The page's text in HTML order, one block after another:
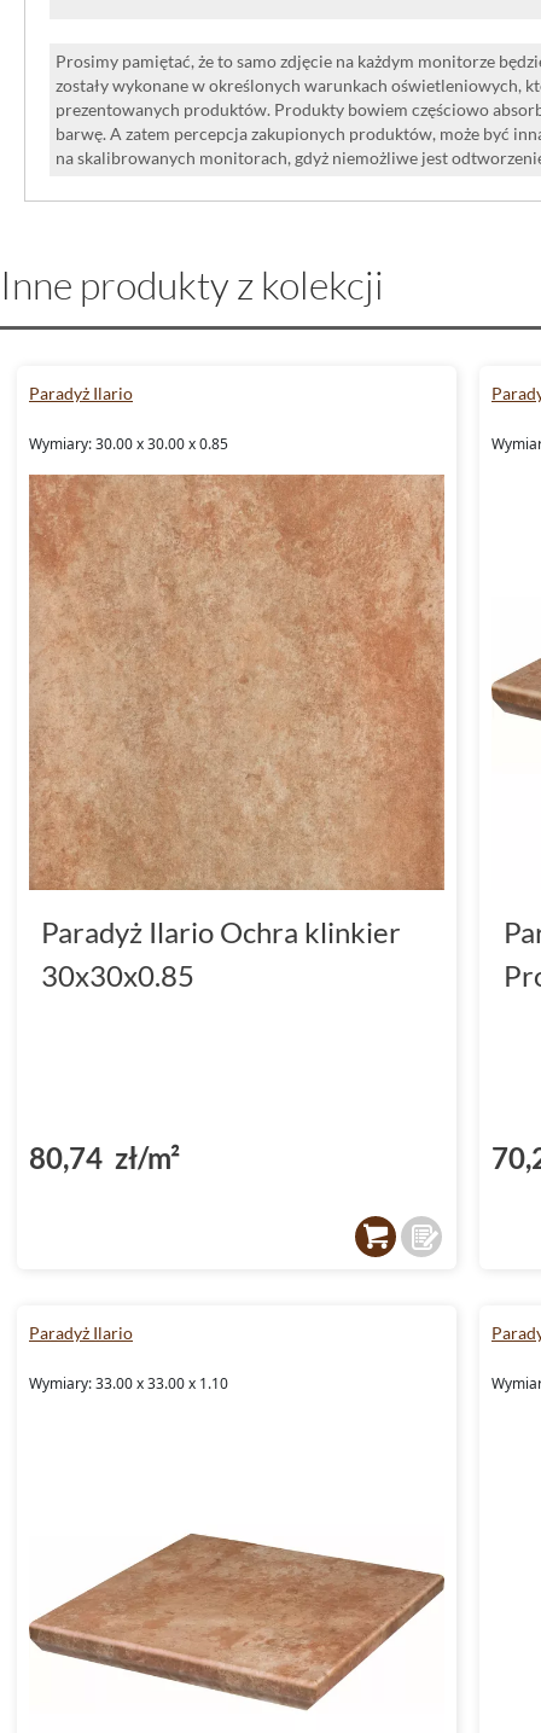
Prosimy pamiętać, że to samo zdjęcie na każdym monitorze
zostały wykonane w określonych warunkach oświetleniowych,
prezentowanych produktów. Produkty bowiem częściowo
barwę. A zatem percepcja zakupionych produktów, może być
na skalibrowanych monitorach, gdyż niemożliwe jest
Inne produkty z kolekcji
Paradyż Ilario
Wymiary: 30.00 x 30.00 x 0.85
Paradyż Ilario Ochra klinkier
30x30x0.85
80,74 zł/m²
Paradyż Ilario
Wymiary: 33.00 x 33.00 x 1.10